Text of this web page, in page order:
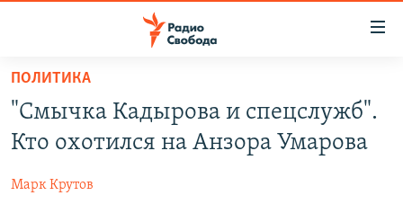
упрощенного
доступа
Вернуться
основному
ПРОГРАММЫ
ЦИТАТЫ СВОБОДЫ
ПОЛИТИКА
"Смычка Кадырова и спецслужб".
Кто охотился на Анзора Умарова
Марк Крутов